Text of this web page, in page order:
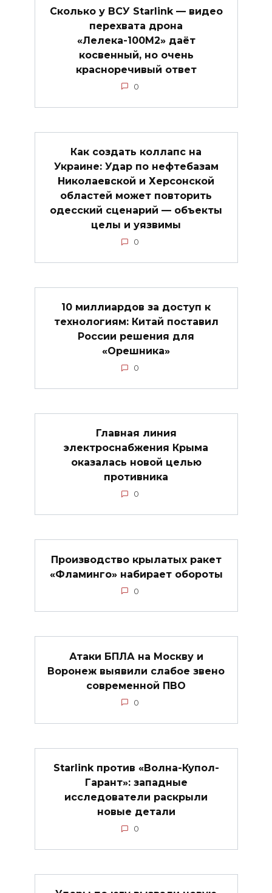
Сколько у ВСУ Starlink — видео
перехвата дрона
«Лелека-100М2» даёт
косвенный, но очень
красноречивый ответ
0
Как создать коллапс на
Украине: Удар по нефтебазам
Николаевской и Херсонской
областей может повторить
одесский сценарий — объекты
целы и уязвимы
0
10 миллиардов за доступ к
технологиям: Китай поставил
России решения для
«Орешника»
0
Главная линия
электроснабжения Крыма
оказалась новой целью
противника
0
Производство крылатых ракет
«Фламинго» набирает обороты
0
Атаки БПЛА на Москву и
Воронеж выявили слабое звено
современной ПВО
0
Starlink против «Волна-Купол-
Гарант»: западные
исследователи раскрыли
новые детали
0